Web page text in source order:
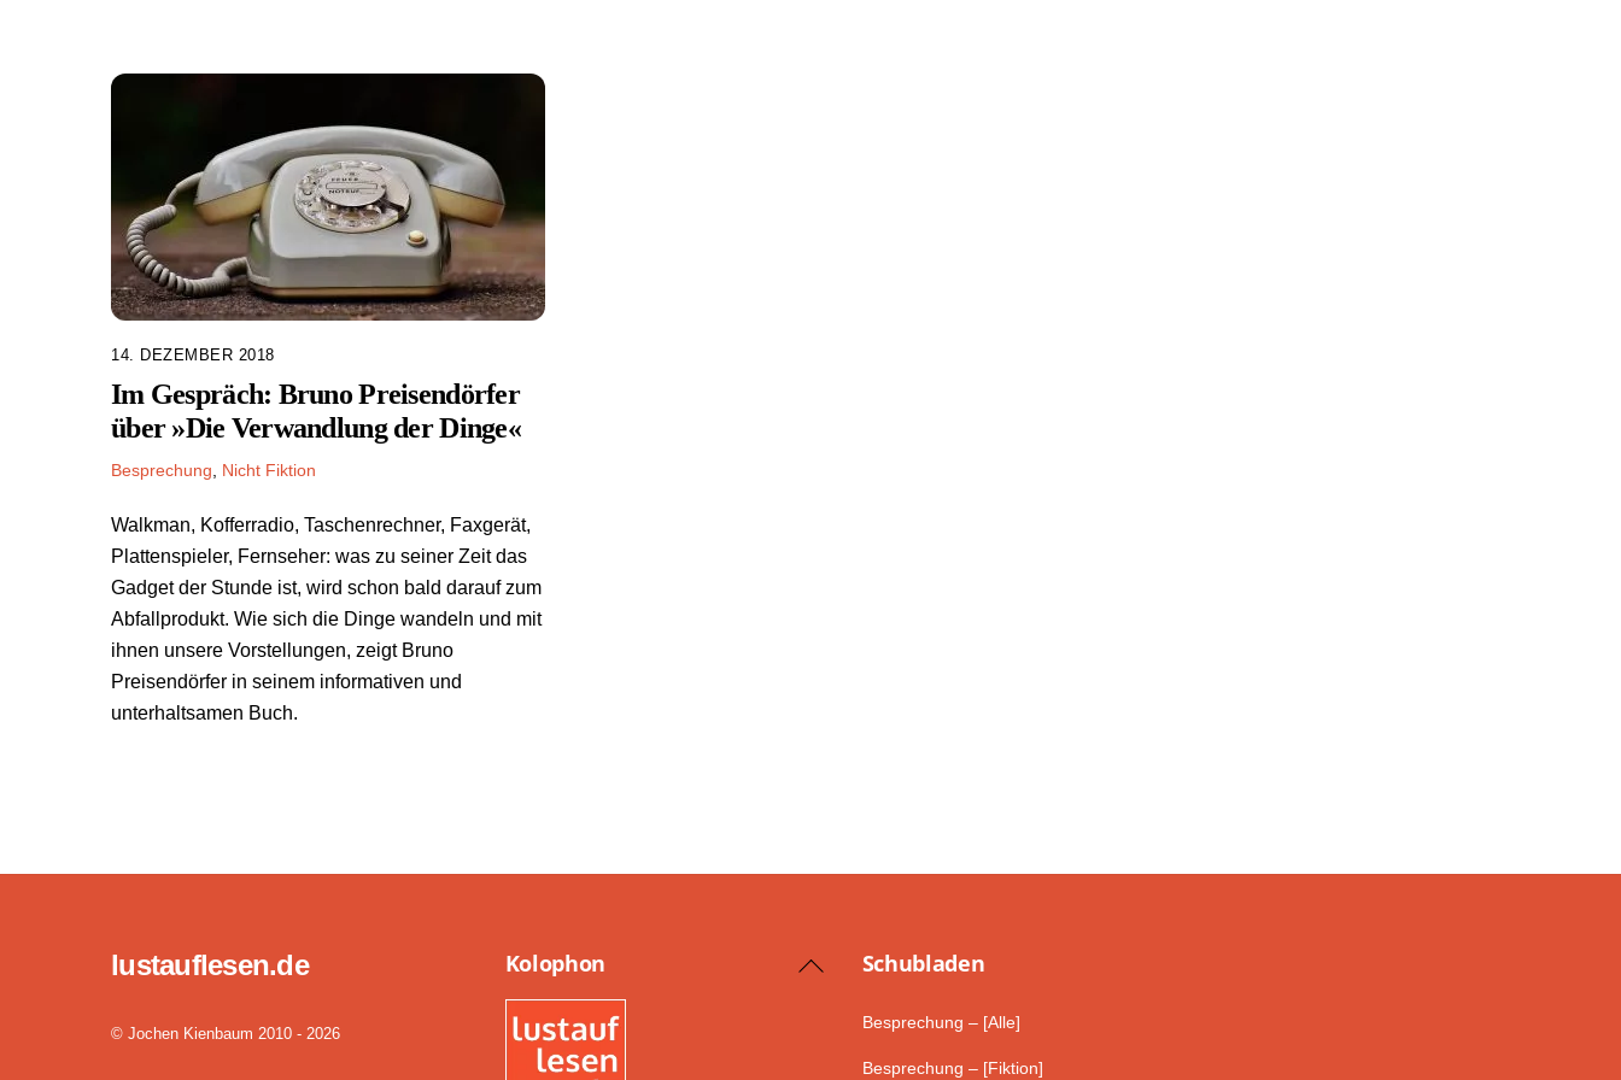
14. DEZEMBER 2018
Im Gespräch: Bruno Preisendörfer
über »Die Verwandlung der Dinge«
Besprechung Nicht Fiktion
Walkman, Kofferradio, Taschenrechner, Faxgerät,
Plattenspieler, Fernseher: was zu seiner Zeit das
Gadget der Stunde ist, wird schon bald darauf zum
Abfallprodukt. Wie sich die Dinge wandeln und mit
ihnen unsere Vorstellungen, zeigt Bruno
Preisendörfer in seinem informativen und
unterhaltsamen Buch.
Back
lustauflesen.de
© Jochen Kienbaum 2010 - 2026
Kolophon Schub­laden
Besprechung – [Alle]
Besprechung – [Fiktion]